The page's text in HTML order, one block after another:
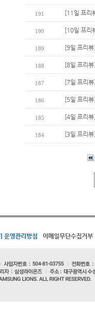
191 [11일 프리
190 [10일 프리
189 [9일 프리
188 [8일 프리
187 [7일 프리
186 [5일 프리
185 [4일 프리
184 [3일 프리
운영관리방침 이메일무단수집거부